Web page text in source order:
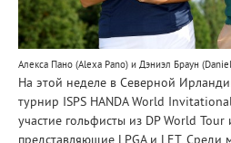
Алекса Пано (Alexa Pano) и Дэниэл Браун
На этой неделе в Северной
турнир ISPS HANDA World
участие гольфисты из DP World Tour